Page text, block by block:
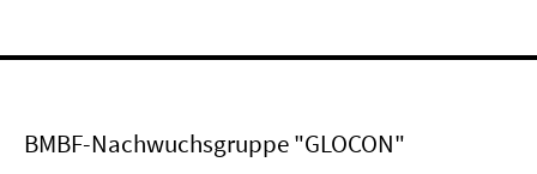
BMBF-Nachwuchsgruppe "GLOCON"